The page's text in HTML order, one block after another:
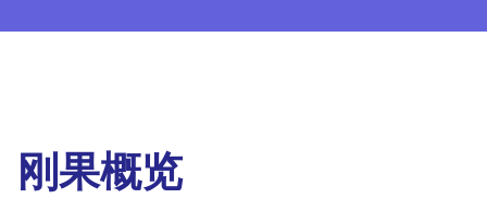
刚果概览